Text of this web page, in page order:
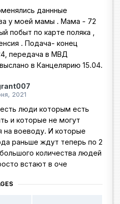
даннные
у моей мамы . Мама - 72
побыт по карте поляка ,
. Подача- конец
передача в МВД
в Канцелярию 15.04.
2021
люди которым есть
и которые не могут
на воеводу. И которые
раньше ждут теперь по 2
количества людей
встают в оче